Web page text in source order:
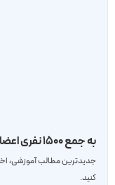
به جمع ۱۵۰۰ نفری اعضای بلاگ بپیوندید
جدید‌ترین مطالب آموزشی،
کنید.